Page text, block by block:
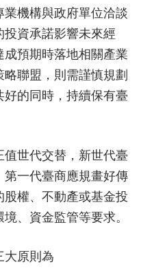
機構與政府單位洽談
資承諾影響未來經
預期時落地相關產業
聯盟，則需謹慎規劃
的同時，持續保有臺
值世代交替，新世代臺
一代臺商應規畫好傳
權、不動產或基金投
境、資金監管等要求。
大原則為